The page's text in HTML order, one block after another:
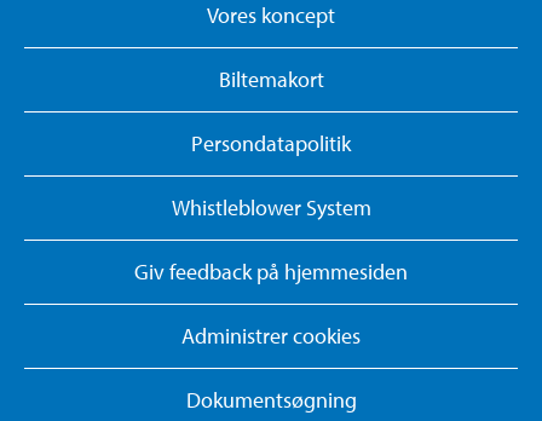
Vores koncept
Biltemakort
Persondatapolitik
Whistleblower System
Giv feedback på hjemmesiden
Administrer cookies
Dokumentsøgning